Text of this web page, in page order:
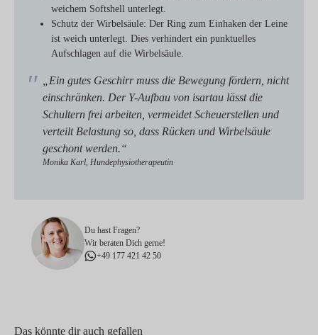
weichem Softshell unterlegt.
Schutz der Wirbelsäule: Der Ring zum Einhaken der Leine
ist weich unterlegt. Dies verhindert ein punktuelles
Aufschlagen auf die Wirbelsäule.
„Ein gutes Geschirr muss die Bewegung fördern, nicht
einschränken. Der Y-Aufbau von isartau lässt die
Schultern frei arbeiten, vermeidet Scheuerstellen und
verteilt Belastung so, dass Rücken und Wirbelsäule
geschont werden.“
Monika Karl, Hundephysiotherapeutin
Du hast Fragen?
Wir beraten Dich gerne!
+49 177 421 42 50
Das könnte dir auch gefallen